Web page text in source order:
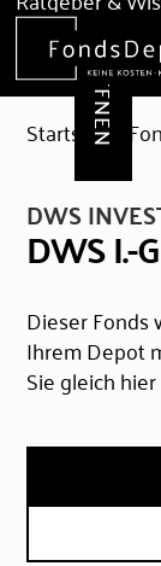
Hilfe &DEPOT ERÖFFNEN
Startseite
DWS
DWS I.-
Dieser Fonds
Ihrem Depot
Sie gleich hier